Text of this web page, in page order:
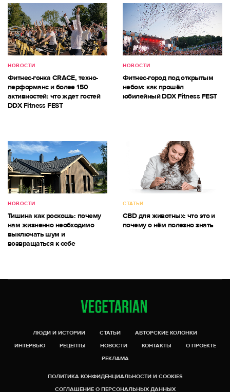
НОВОСТИ
Фитнес-гонка CRACE, техно-
перформанс и более 150
активностей: что ждет гостей
DDX Fitness FEST
НОВОСТИ
Фитнес-город под открытым
небом: как прошёл
юбилейный DDX Fitness FEST
НОВОСТИ
Тишина как роскошь: почему
нам жизненно необходимо
выключать шум и
возвращаться к себе
СТАТЬИ
CBD для животных: что это и
почему о нём полезно знать
ЛЮДИ И ИСТОРИИ СТАТЬИ
АВТОРСКИЕ КОЛОНКИ
ИНТЕРВЬЮ
РЕЦЕПТЫ НОВОСТИ КОНТАКТЫ
О ПРОЕКТЕ
РЕКЛАМА
ПОЛИТИКА КОНФИДЕНЦИАЛЬНОСТИ И COOKIES
СОГЛАШЕНИЕ О ПЕРСОНАЛЬНЫХ ДАННЫХ